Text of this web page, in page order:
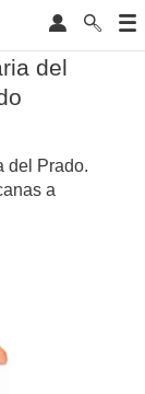
del
del Prado.
a